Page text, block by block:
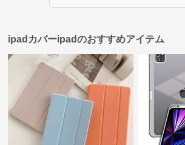
ipadカバーipadのおすすめアイテム